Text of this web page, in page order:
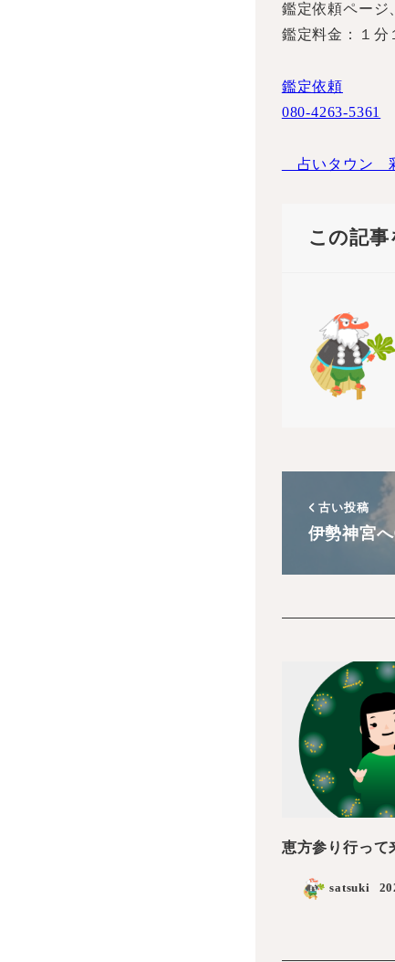
鑑定依頼ページ
鑑定料金：１分
鑑定依頼
080-4263-5361
占いタウン
この記事
古い投稿
伊勢神宮
恵方参り行って
satsuki